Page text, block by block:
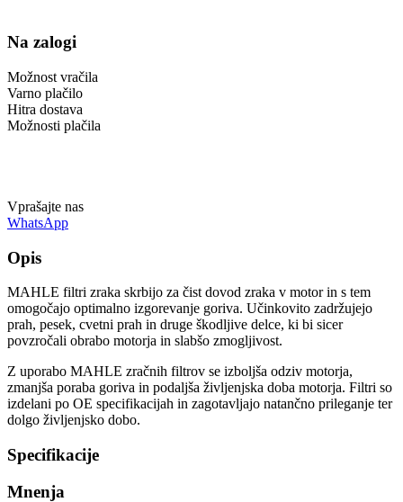
Na zalogi
Možnost vračila
Varno plačilo
Hitra dostava
Možnosti plačila
Vprašajte nas
WhatsApp
Opis
MAHLE filtri zraka skrbijo za čist dovod zraka v motor in s tem
omogočajo optimalno izgorevanje goriva. Učinkovito zadržujejo
prah, pesek, cvetni prah in druge škodljive delce, ki bi sicer
povzročali obrabo motorja in slabšo zmogljivost.
Z uporabo MAHLE zračnih filtrov se izboljša odziv motorja,
zmanjša poraba goriva in podaljša življenjska doba motorja. Filtri so
izdelani po OE specifikacijah in zagotavljajo natančno prileganje ter
dolgo življenjsko dobo.
Specifikacije
Mnenja